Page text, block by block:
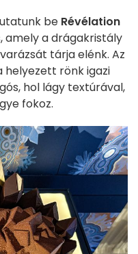
be Révélation
amely a drágakristály
varázsát tárja elénk. Az
helyezett rönk igazi
hol lágy textúrával,
fokoz.